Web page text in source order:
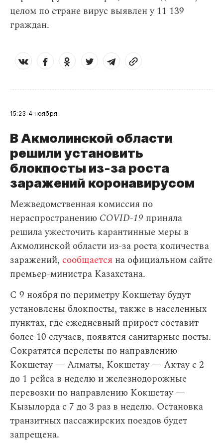
целом по стране вирус выявлен у 11 139
граждан.
15:23 4 ноября
В Акмолинской области
решили установить
блокпосты из-за роста
заражений коронавирусом
Межведомственная комиссия по
нераспространению COVID-19 приняла
решила ужесточить карантинные меры в
Акмолинской области из-за роста количества
заражений, сообщается на официальном сайте
премьер-министра Казахстана.
С 9 ноября по периметру Кокшетау будут
установлены блокпосты, также в населенных
пунктах, где ежедневный прирост составит
более 10 случаев, появятся санитарные посты.
Сократятся перелеты по направлению
Кокшетау — Алматы, Кокшетау — Актау с 2
до 1 рейса в неделю и железнодорожные
перевозки по направлению Кокшетау —
Кызылорда с 7 до 3 раз в неделю. Остановка
транзитных пассажирских поездов будет
запрещена.